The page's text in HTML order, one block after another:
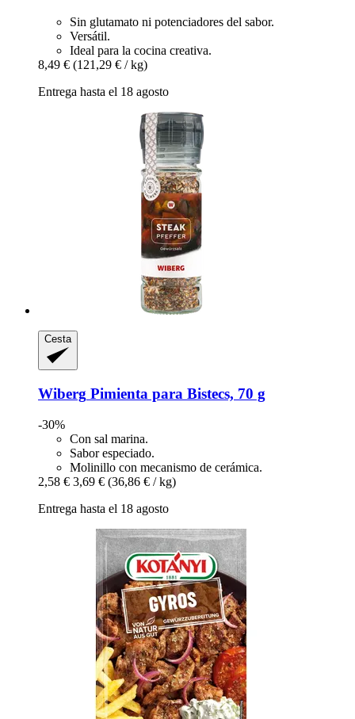
Sin glutamato ni potenciadores del sabor.
Versátil.
Ideal para la cocina creativa.
8,49 € (121,29 € / kg)
Entrega hasta el 18 agosto
Cesta
Wiberg Pimienta para Bistecs, 70 g
-30%
Con sal marina.
Sabor especiado.
Molinillo con mecanismo de cerámica.
2,58 € 3,69 € (36,86 € / kg)
Entrega hasta el 18 agosto